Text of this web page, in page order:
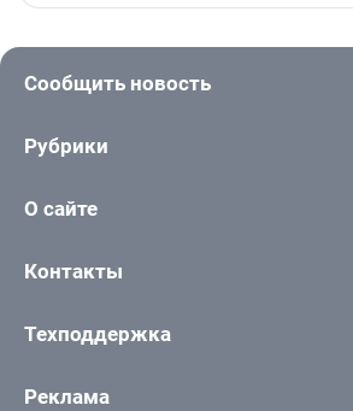
Сообщить новость
Рубрики
О сайте
Контакты
Техподдержка
Реклама